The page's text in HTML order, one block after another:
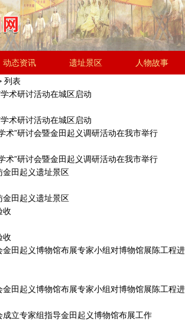
动态资讯 遗址景区 人物故事
起义研究会
列表
术研讨活动在城区启动
术研讨活动在城区启动
术”研讨会暨金田起义调研活动在我市举行
术”研讨会暨金田起义调研活动在我市举行
金田起义遗址景区
金田起义遗址景区
收
收
田起义博物馆布展专家小组对博物馆展陈工程进
田起义博物馆布展专家小组对博物馆展陈工程进
立专家组指导金田起义博物馆布展工作